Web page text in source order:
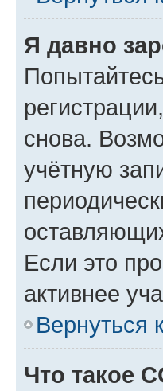
Я давно
снова.
учётную
Если это
активнее
Вернуться
Что такое